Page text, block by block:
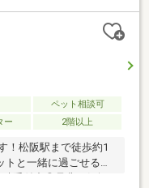
風良好。パウダールー
があり、家事や収納ス
ます。ペット飼育可
族と快適に暮らせる住
中！ぜひお気軽にお問
ペット相談可
ー 2階以上
！松阪駅まで徒歩約1
と一緒に過ごせるマ